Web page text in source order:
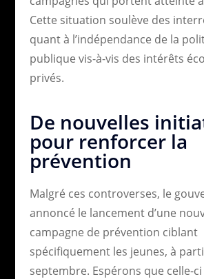
Cette situation soulève des
quant à l’indépendance de la
publique vis-à-vis des intérêts
privés.
De nouvelles
pour renforcer la
prévention
Malgré ces controverses, le
annoncé le lancement d’une
campagne de prévention ciblant
spécifiquement les jeunes, à
septembre. Espérons que celle-